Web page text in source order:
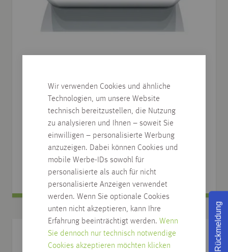
Wir verwenden Cookies und ähnliche
Technologien, um unsere Website
technisch bereitzustellen, die Nutzung
zu analysieren und Ihnen – soweit Sie
einwilligen – personalisierte Werbung
anzuzeigen. Dabei können Cookies und
mobile Werbe-IDs sowohl für
personalisierte als auch für nicht
personalisierte Anzeigen verwendet
werden. Wenn Sie optionale Cookies
unten nicht akzeptieren, kann Ihre
Erfahrung beeinträchtigt werden. Wenn
Sie dennoch nur technisch notwendige
Cookies akzeptieren möchten klicken
CuraFloor Reiniger 1 ltr.
Für die regelmäßige Reinigung von lackierten Holz- und
Vinylböden
Art.Nr.: 01.906
Rückmeldung